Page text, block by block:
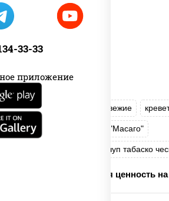
33-33
приложение
рис огурцы свежие
угорь копченый икра "Масаго"
соус "Хот" (майонез кетчуп табаско
Пищевая ценность на